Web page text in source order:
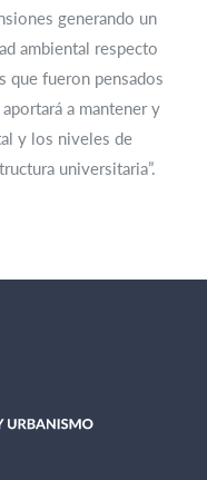
generando un
ambiental respecto
que fueron pensados
a mantener y
y los niveles de
universitaria”.